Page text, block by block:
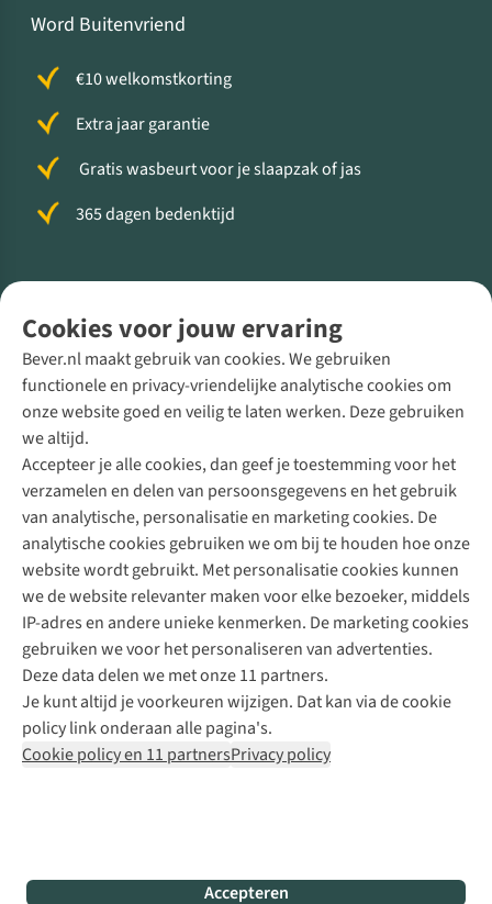
Cookies voor jouw ervaring
Bever.nl maakt gebruik van cookies. We gebruiken
functionele en privacy-vriendelijke analytische cookies om
onze website goed en veilig te laten werken. Deze gebruiken
we altijd.
Accepteer je alle cookies, dan geef je toestemming voor het
verzamelen en delen van persoonsgegevens en het gebruik
van analytische, personalisatie en marketing cookies. De
analytische cookies gebruiken we om bij te houden hoe onze
website wordt gebruikt. Met personalisatie cookies kunnen
we de website relevanter maken voor elke bezoeker, middels
IP-adres en andere unieke kenmerken. De marketing cookies
gebruiken we voor het personaliseren van advertenties.
Deze data delen we met onze 11 partners.
Je kunt altijd je voorkeuren wijzigen. Dat kan via de cookie
policy link onderaan alle pagina's.
Cookie policy en 11 partnersPrivacy policy
Accepteren
Word Buitenvriend
€10 welkomstkorting
Extra jaar garantie
Gratis wasbeurt voor je slaapzak of jas
365 dagen bedenktijd
Direct advies van een Buitenexpert
+31 (0)85 888 50 88
+31 6 12 28 49 80
Contactformulier
Bever